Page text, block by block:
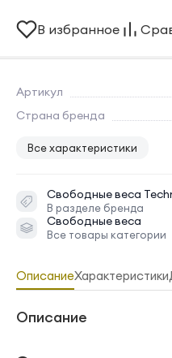
Артикул
Страна бренда
Все характеристики
Свободные веса
В разделе бренда
Свободные веса
Все товары категории
В избранное
ОписаниеХарактеристики
Описание